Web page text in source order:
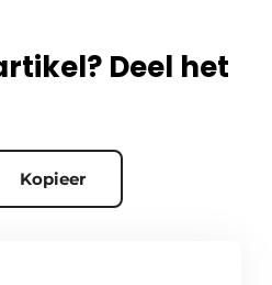
Deel het
Kopieer